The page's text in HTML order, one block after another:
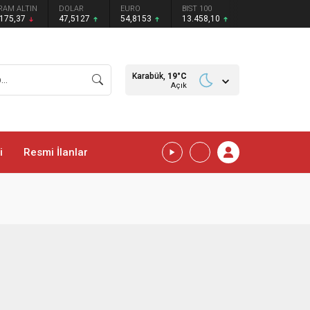
ALTIN DOLAR
47,5127
EURO
54,8153
BIST 100
13.458,10
Karabük, 19°C
Açık
Resmi İlanlar